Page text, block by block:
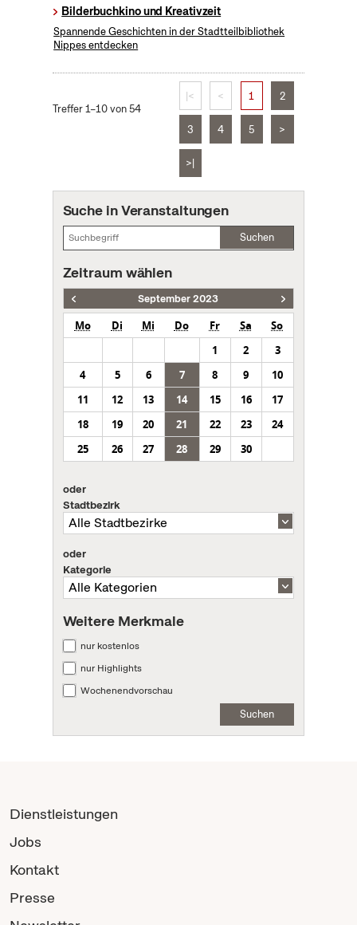
Bilderbuchkino und Kreativzeit
Spannende Geschichten in der Stadtteilbibliothek
Nippes entdecken
Treffer 1–10 von 54
|< < 1 2
3 4 5 >
>|
Suche in Veranstaltungen
Suchen
Zeitraum wählen
September 2023
Mo Di Mi Do Fr Sa
So
1
2
3
4
5 6 7 8 9
10
11
12 13 14 15 16
17
18
19 20 21 22 23
24
25
26 27 28 29 30
oder
Stadtbezirk
oder
Kategorie
Weitere Merkmale
nur kostenlos
nur Highlights
Wochenendvorschau
Suchen
Dienstleistungen
Jobs
Kontakt
Presse